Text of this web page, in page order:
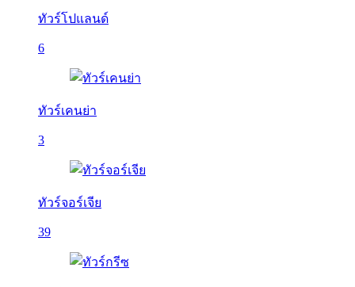
ทัวร์โปแลนด์
6
ทัวร์เคนย่า
3
ทัวร์จอร์เจีย
39